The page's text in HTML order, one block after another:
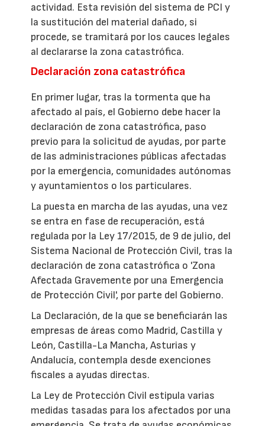
actividad. Esta revisión del sistema de PCI y
la sustitución del material dañado, si
procede, se tramitará por los cauces legales
al declararse la zona catastrófica.
Declaración zona catastrófica
En primer lugar, tras la tormenta que ha
afectado al país, el Gobierno debe hacer la
declaración de zona catastrófica, paso
previo para la solicitud de ayudas, por parte
de las administraciones públicas afectadas
por la emergencia, comunidades autónomas
y ayuntamientos o los particulares.
La puesta en marcha de las ayudas, una vez
se entra en fase de recuperación, está
regulada por la Ley 17/2015, de 9 de julio, del
Sistema Nacional de Protección Civil, tras la
declaración de zona catastrófica o 'Zona
Afectada Gravemente por una Emergencia
de Protección Civil', por parte del Gobierno.
La Declaración, de la que se beneficiarán las
empresas de áreas como Madrid, Castilla y
León, Castilla-La Mancha, Asturias y
Andalucía, contempla desde exenciones
fiscales a ayudas directas.
La Ley de Protección Civil estipula varias
medidas tasadas para los afectados por una